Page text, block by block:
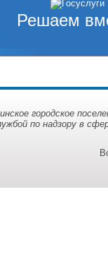
Решаем
городское
по надзору в